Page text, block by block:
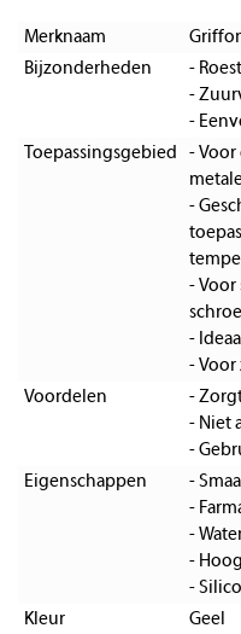
Merknaam
Bijzonderheden
-
-
-
Toepassingsgebied
-
-
- Voor
-
-
Voordelen
-
- Niet
-
Eigenschappen
-
-
-
-
-
Kleur
Geel